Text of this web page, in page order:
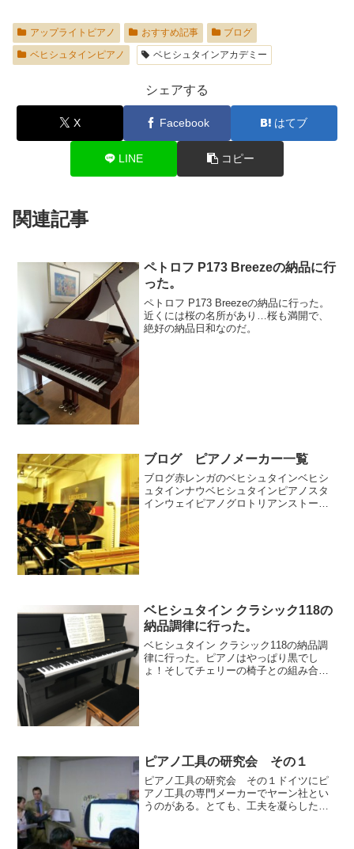
アップライトピアノ おすすめ記事
ブログ
ベヒシュタインピアノ
ベヒシュタインアカデミー
シェアする
X Facebook はてブ
LINE コピー
関連記事
ペトロフ P173 Breezeの納品に行
った。
ペトロフ P173 Breezeの納品に行った。
近くには桜の名所があり…桜も満開で、
絶好の納品日和なのだ。
ブログ ピアノメーカー一覧
ブログ赤レンガのベヒシュタインベヒシ
ュタインナウベヒシュタインピアノスタ
インウェイピアノグロトリアンストーリ
ベヒシュタイン クラシック118の
納品調律に行った。
ベヒシュタイン クラシック118の納品調
律に行った。ピアノはやっぱり黒でし
ょ！そしてチェリーの椅子との組み合わ
ピアノ工具の研究会 その１
ピアノ工具の研究会 その１ドイツにピ
アノ工具の専門メーカーでヤーン社とい
うのがある。とても、工夫を凝らしたピ